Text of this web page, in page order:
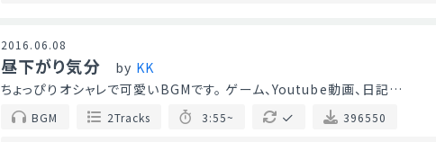
2016.06.08
昼下がり気分 by KK
ちょっぴりオシャレで可愛いBGMです。 ゲーム、Youtube動画、日記…
BGM 2Tracks 3:55~ 396550